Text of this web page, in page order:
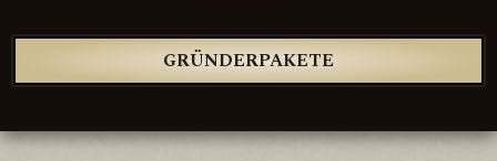
GRÜNDERPAKETE